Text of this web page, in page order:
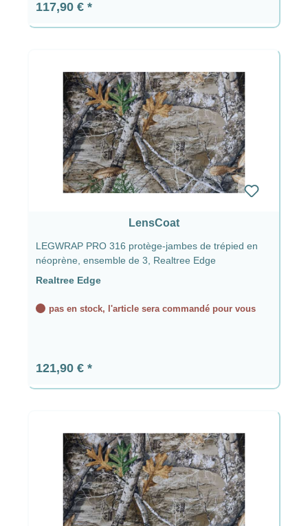
Prix régulier :
117,90 €
LensCoat
LEGWRAP PRO 316 protège-jambes de trépied en
néoprène, ensemble de 3, Realtree Edge
Realtree Edge
pas en stock, l'article sera commandé pour vous
Prix régulier :
121,90 €